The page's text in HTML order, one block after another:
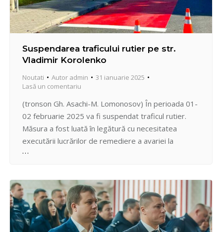
Suspendarea traficului rutier pe str.
Vladimir Korolenko
Noutati Autor admin
31 ianuarie 2025
Lasă un comentariu
(tronson Gh. Asachi-M. Lomonosov) În perioada 01-
02 februarie 2025 va fi suspendat traficul rutier.
Măsura a fost luată în legătură cu necesitatea
executării lucrărilor de remediere a avariei la
apeductul magistral cu D-500 mm oțel din str. V.
să se conformeze cerințelor agenților de circulație,
să manifeste răbdare și…